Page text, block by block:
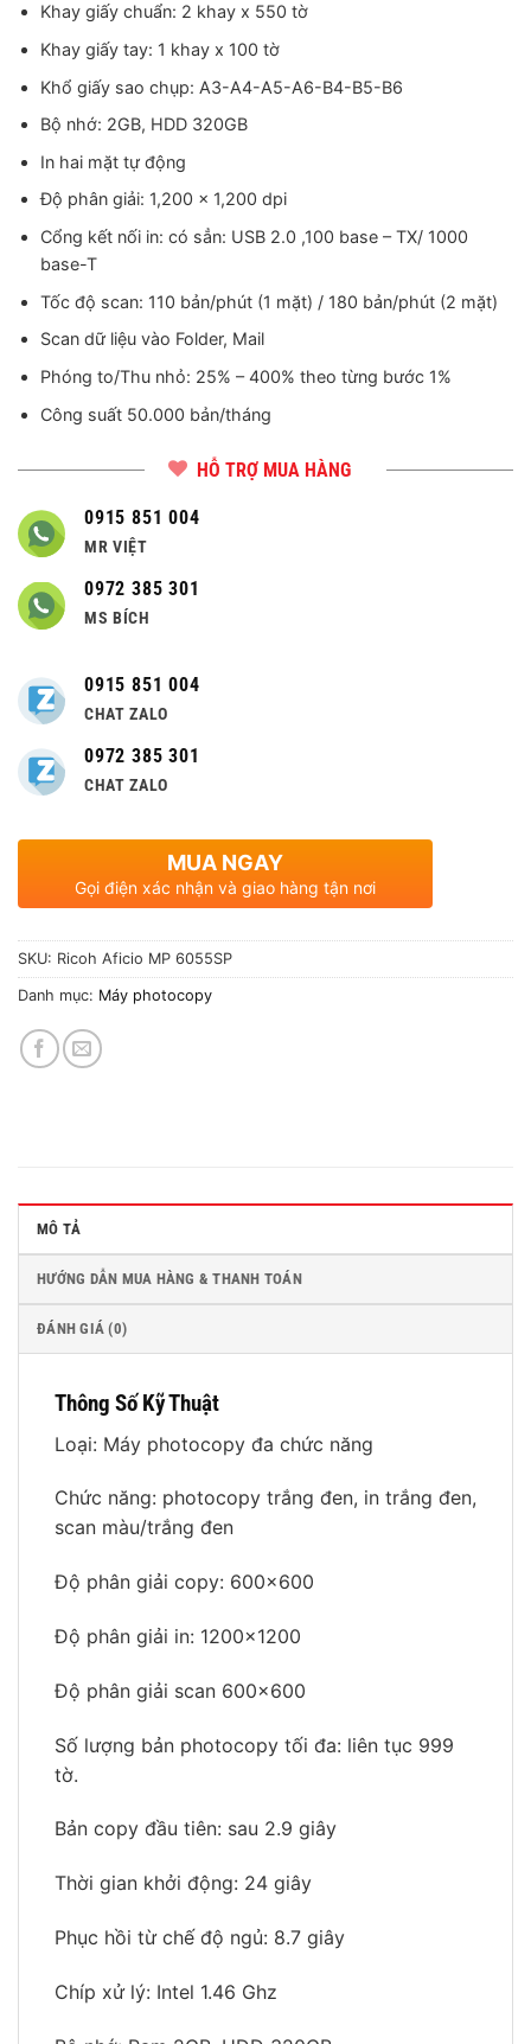
Khay giấy chuẩn: 2 khay x 550 tờ
Khay giấy tay: 1 khay x 100 tờ
Khổ giấy sao chụp: A3-A4-A5-A6-B4-B5-B6
Bộ nhớ: 2GB, HDD 320GB
In hai mặt tự động
Độ phân giải: 1,200 x 1,200 dpi
Cổng kết nối in: có sẳn: USB 2.0 ,100 base – TX/ 1000
base-T
Tốc độ scan: 110 bản/phút (1 mặt) / 180 bản/phút (2 mặt)
Scan dữ liệu vào Folder, Mail
Phóng to/Thu nhỏ: 25% – 400% theo từng bước 1%
Công suất 50.000 bản/tháng
HỖ TRỢ MUA HÀNG
0915 851 004
MR VIỆT
0972 385 301
MS BÍCH
0915 851 004
CHAT ZALO
0972 385 301
CHAT ZALO
MUA NGAY
Gọi điện xác nhận và giao hàng tận nơi
SKU: Ricoh Aficio MP 6055SP
Danh mục: Máy photocopy
MÔ TẢ
HƯỚNG DẪN MUA HÀNG & THANH TOÁN
ĐÁNH GIÁ (0)
Thông Số Kỹ Thuật
Loại: Máy photocopy đa chức năng
Chức năng: photocopy trắng đen, in trắng đen,
scan màu/trắng đen
Độ phân giải copy: 600×600
Độ phân giải in: 1200×1200
Độ phân giải scan 600×600
Số lượng bản photocopy tối đa: liên tục 999
tờ.
Bản copy đầu tiên: sau 2.9 giây
Thời gian khởi động: 24 giây
Phục hồi từ chế độ ngủ: 8.7 giây
Chíp xử lý: Intel 1.46 Ghz